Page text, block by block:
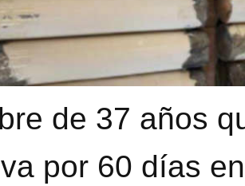
de 37 años
por 60 días